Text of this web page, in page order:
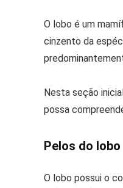
O lobo é um
cinzento da
Nesta seção
possa
Pelos do lobo
O lobo possui o